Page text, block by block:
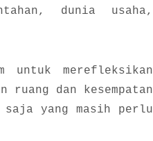
dunia usaha,
untuk merefleksikan
ruang dan kesempatan
saja yang masih perlu